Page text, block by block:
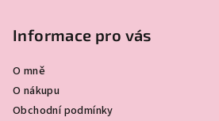
Informace pro vás
O mně
O nákupu
Obchodní podmínky